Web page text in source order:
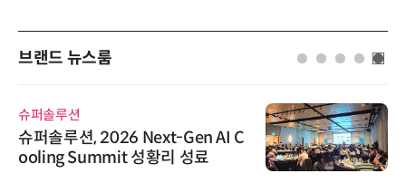
브랜드 뉴스룸
비쉐이
비쉐이, 모든 주요 리모컨 코드 지
원하는 TSOP15300 시리즈 IR 수